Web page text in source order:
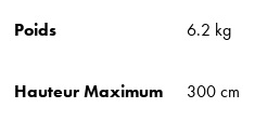
Poids 6.2 kg
Hauteur Maximum 300 cm